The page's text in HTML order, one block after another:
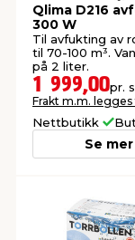
Qlima D216
300 W
Til avfukting av
til 70-100 m³.
på 2 liter.
1 999,00pr.
Frakt m.m. legges
Nettbutikk
Se mer